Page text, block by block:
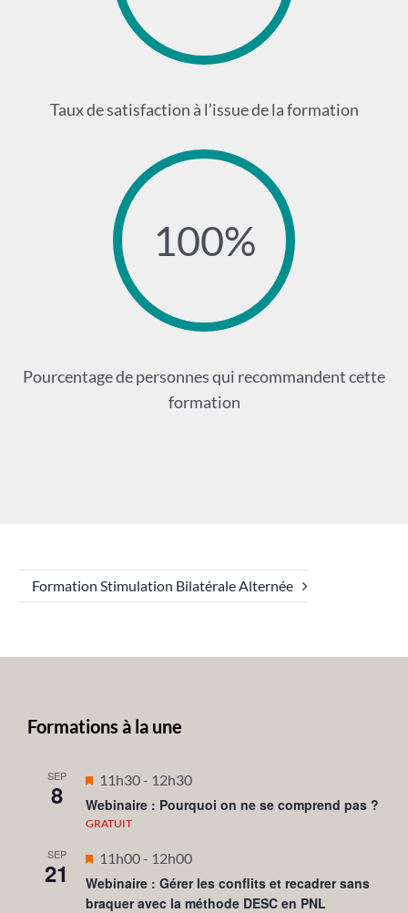
Taux de satisfaction à l’issue de la formation
100%
Pourcentage de personnes qui recommandent cette
formation
Formation Stimulation Bilatérale Alternée
Formations à la une
SEP
8
Mis
en
avant
11h30- 12h30
Webinaire : Pourquoi on ne se comprend pas ?
GRATUIT
SEP
21
Mis
en
avant
11h00- 12h00
Webinaire : Gérer les conflits et recadrer sans
braquer avec la méthode DESC en PNL